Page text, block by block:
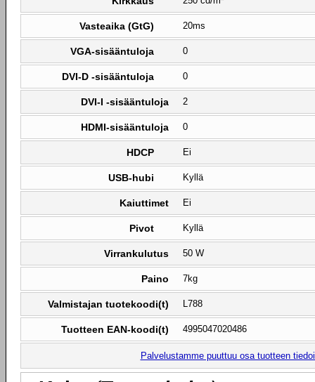
Vasteaika (GtG) 20ms
VGA-sisääntuloja 0
DVI-D -sisääntuloja 0
DVI-I -sisääntuloja 2
HDMI-sisääntuloja 0
HDCP Ei
USB-hubi Kyllä
Kaiuttimet Ei
Pivot Kyllä
Virrankulutus 50 W
Paino 7kg
Valmistajan tuotekoodi(t) L788
Tuotteen EAN-koodi(t) 4995047020486
Palvelustamme puuttuu osa tuotteen